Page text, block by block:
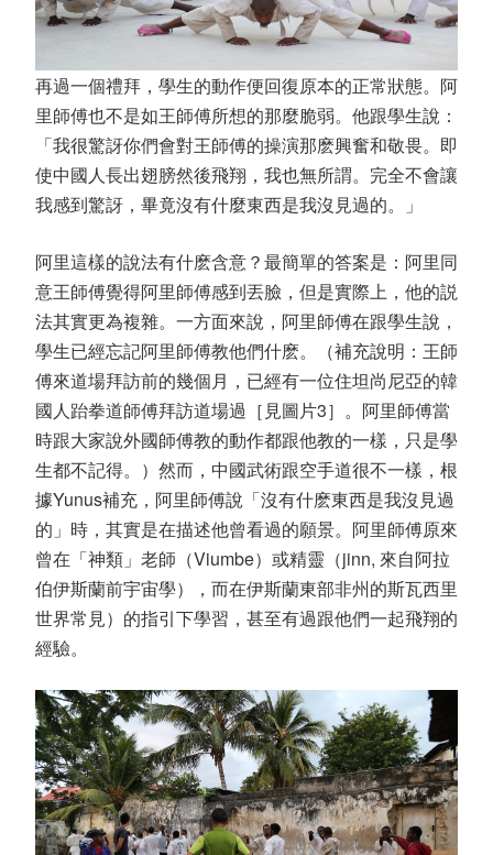
再過一個禮拜，學生的動作便回復原本的正常狀態。阿
里師傅也不是如王師傅所想的那麼脆弱。他跟學生說：
「我很驚訝你們會對王師傅的操演那麽興奮和敬畏。即
使中國人長出翅膀然後飛翔，我也無所謂。完全不會讓
我感到驚訝，畢竟沒有什麼東西是我沒見過的。」
阿里這樣的說法有什麽含意？最簡單的答案是：阿里同
意王師傅覺得阿里師傅感到丟臉，但是實際上，他的説
法其實更為複雜。一方面來說，阿里師傅在跟學生說，
學生已經忘記阿里師傅教他們什麽。（補充說明：王師
傅來道場拜訪前的幾個月，已經有一位住坦尚尼亞的韓
國人跆拳道師傅拜訪道場過［見圖片3］。阿里師傅當
時跟大家說外國師傅教的動作都跟他教的一樣，只是學
生都不記得。）然而，中國武術跟空手道很不一樣，根
據Yunus補充，阿里師傅說「沒有什麽東西是我沒見過
的」時，其實是在描述他曾看過的願景。阿里師傅原來
曾在「神類」老師（Viumbe）或精靈（jinn, 來自阿拉
伯伊斯蘭前宇宙學），而在伊斯蘭東部非州的斯瓦西里
世界常見）的指引下學習，甚至有過跟他們一起飛翔的
經驗。